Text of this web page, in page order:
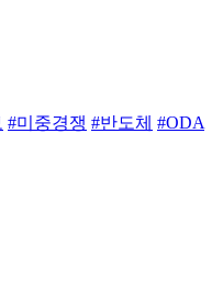
#미중경쟁 #반도체 #ODA